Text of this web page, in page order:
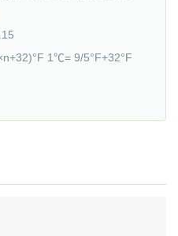
1℃= 9/5°F+32°F